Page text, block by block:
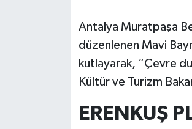
Antalya Muratpaşa
düzenlenen Mavi
kutlayarak, “Çevre
Kültür ve Turizm
ERENKUŞ